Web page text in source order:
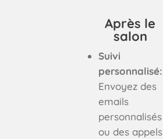
Après le
salon
Suivi
personnalisé:
Envoyez des
emails
personnalisés
ou des appels